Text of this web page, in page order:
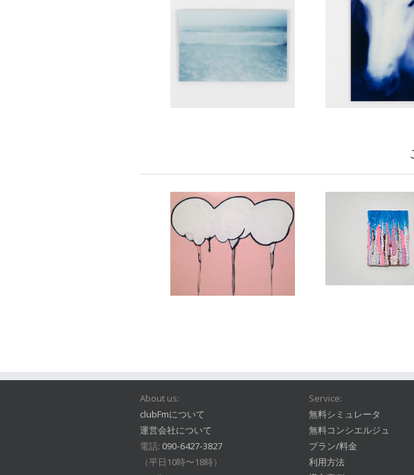
About us:
clubFmについて
運営会社について
電話: 090-6427-3827
（平日10時〜18時）
Service:
無料シミュレータ
無料コンシエルジュ
プラン/料金
利用方法